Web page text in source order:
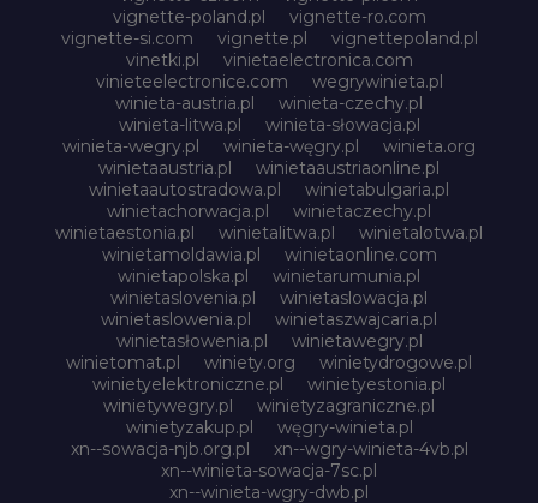
vignette-poland.pl
vignette-ro.com
vignette-si.com
vignette.pl
vignettepoland.pl
vinetki.pl
vinietaelectronica.com
vinieteelectronice.com
wegrywinieta.pl
winieta-austria.pl
winieta-czechy.pl
winieta-litwa.pl
winieta-słowacja.pl
winieta-wegry.pl
winieta-węgry.pl
winieta.org
winietaaustria.pl
winietaaustriaonline.pl
winietaautostradowa.pl
winietabulgaria.pl
winietachorwacja.pl
winietaczechy.pl
winietaestonia.pl
winietalitwa.pl
winietalotwa.pl
winietamoldawia.pl
winietaonline.com
winietapolska.pl
winietarumunia.pl
winietaslovenia.pl
winietaslowacja.pl
winietaslowenia.pl
winietaszwajcaria.pl
winietasłowenia.pl
winietawegry.pl
winietomat.pl
winiety.org
winietydrogowe.pl
winietyelektroniczne.pl
winietyestonia.pl
winietywegry.pl
winietyzagraniczne.pl
winietyzakup.pl
węgry-winieta.pl
xn--sowacja-njb.org.pl
xn--wgry-winieta-4vb.pl
xn--winieta-sowacja-7sc.pl
xn--winieta-wgry-dwb.pl